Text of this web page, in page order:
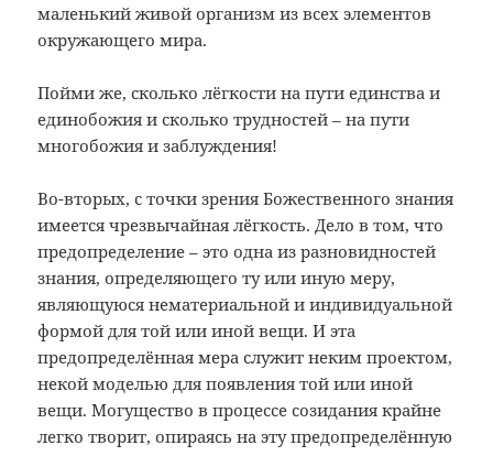
маленький живой организм из всех элементов
окружающего мира.
Пойми же, сколько лёгкости на пути единства и
единобожия и сколько трудностей – на пути
многобожия и заблуждения!
Во-вторых, с точки зрения Божественного знания
имеется чрезвычайная лёгкость. Дело в том, что
предопределение – это одна из разновидностей
знания, определяющего ту или иную меру,
являющуюся нематериальной и индивидуальной
формой для той или иной вещи. И эта
предопределённая мера служит неким проектом,
некой моделью для появления той или иной
вещи. Могущество в процессе созидания крайне
легко творит, опираясь на эту предопределённую